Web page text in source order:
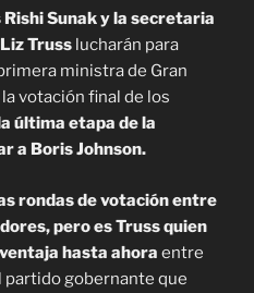
Sunak y la secretaria
Truss lucharán para
ministra de Gran
votación final de los
última etapa de la
a Boris Johnson.
rondas de votación entre
pero es Truss quien
hasta ahora entre
gobernante que